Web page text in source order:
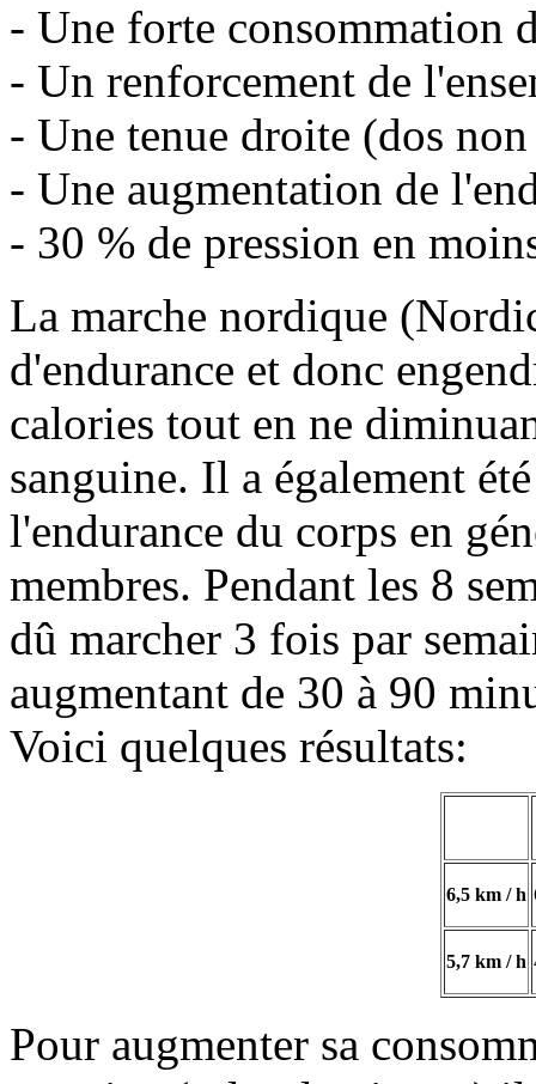
- Une forte consommation
- Un renforcement de
- Une tenue droite (dos
- Une augmentation de
- 30 % de pression en
La marche nordique
d'endurance et donc
calories tout en ne
sanguine. Il a également
l'endurance du corps en
membres. Pendant les 8
dû marcher 3 fois par
augmentant de 30 à 90
Voici quelques résultats:
6,5 km / h
5,7 km / h
Pour augmenter sa